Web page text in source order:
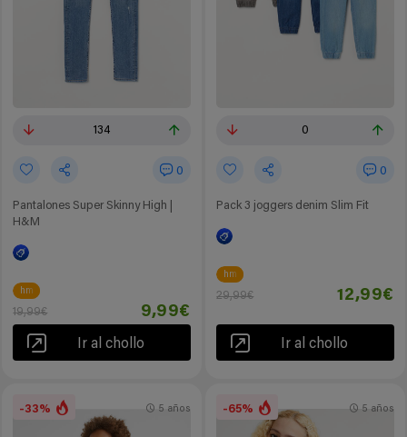
134
0
Pantalones Super Skinny High |
H&M
hm
19,99€ 9,99€
Ir al chollo
0
0
Pack 3 joggers denim Slim Fit
hm
29,99€ 12,99€
Ir al chollo
-33% 5 años -65% 5 años